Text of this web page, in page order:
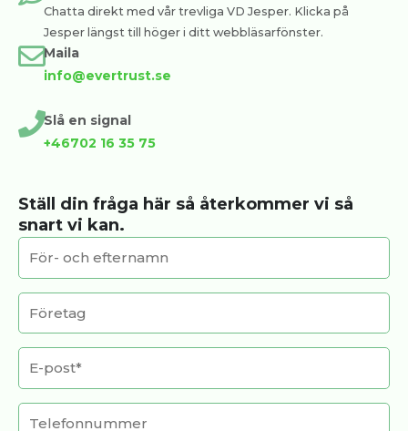
Chatta direkt med vår trevliga VD Jesper. Klicka på
Jesper längst till höger i ditt webbläsarfönster.
Maila
info@evertrust.se
Slå en signal
+46702 16 35 75
Ställ din fråga här så återkommer vi så
snart vi kan.